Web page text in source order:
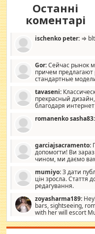
Останні
коментарі
ischenko peter: ⇒
Gor:Сейчас рынок
причем
стандартные
стандартные формы, в
со вкусом все в порядке,
мебель, а это не
tavaseni:
прекрасный
благодаря
romanenko sasha83:
garciajsacramento:
допомогти! Ви
чином, ми даємо
допомагати людям, які
заслуговує на другий
повинні приймати від
витрат, а тільки
коментуйте цей пост.
зв'яжемося з вами з
сьогодні на
гроші? Ми можемо
mumiyo:З дати
цін зросла. Стаття
редагування.
zoyasharma189:
bars, sightseeing,
with her will escort
sexy escort companion in
hotel had to spend the night